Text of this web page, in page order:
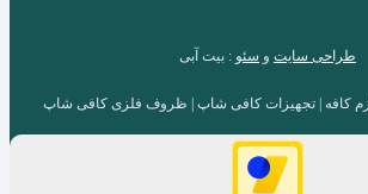
طراحی سایت و سئو : بیت آبی
کافه | تجهیزات کافی شاپ | ظروف فلزی کافی شاپ